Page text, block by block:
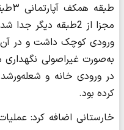
به‌صورت غیراصولی
در ورودی خانه و
کرده بود.